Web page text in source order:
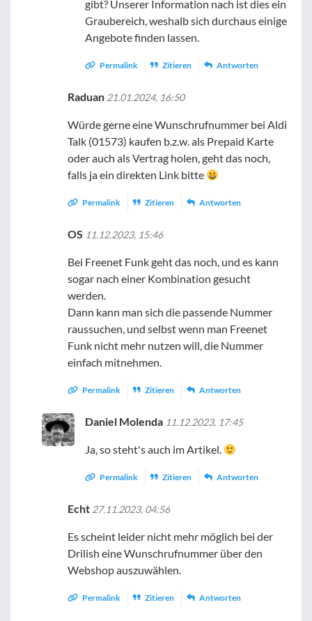
gibt? Unserer Information nach ist dies ein
Graubereich, weshalb sich durchaus einige
Angebote finden lassen.
Permalink Zitieren Antworten
Raduan 21.01.2024, 16:50
Würde gerne eine Wunschrufnummer bei Aldi
Talk (01573) kaufen b.z.w. als Prepaid Karte
oder auch als Vertrag holen, geht das noch,
falls ja ein direkten Link bitte
Permalink Zitieren Antworten
OS 11.12.2023, 15:46
Bei Freenet Funk geht das noch, und es kann
sogar nach einer Kombination gesucht
werden.
Dann kann man sich die passende Nummer
raussuchen, und selbst wenn man Freenet
Funk nicht mehr nutzen will, die Nummer
einfach mitnehmen.
Permalink Zitieren Antworten
Daniel Molenda 11.12.2023, 17:45
Ja, so steht's auch im Artikel.
Permalink Zitieren Antworten
Echt 27.11.2023, 04:56
Es scheint leider nicht mehr möglich bei der
Drilish eine Wunschrufnummer über den
Webshop auszuwählen.
Permalink Zitieren Antworten